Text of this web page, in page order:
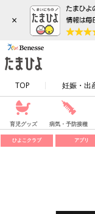
×
TOP 妊娠・出
育児グッズ 病気・予防接種
ひよこクラブ アプリ